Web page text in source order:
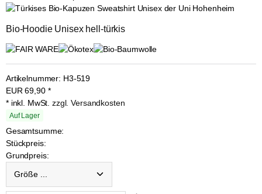
Bio-Hoodie Unisex hell-türkis
Artikelnummer: H3-519
EUR 69,90 *
* inkl. MwSt.zzgl. Versandkosten
Auf Lager
Gesamtsumme:
Stückpreis:
Grundpreis: